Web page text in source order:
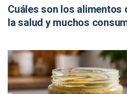
Cuáles son los alimentos
la salud y muchos